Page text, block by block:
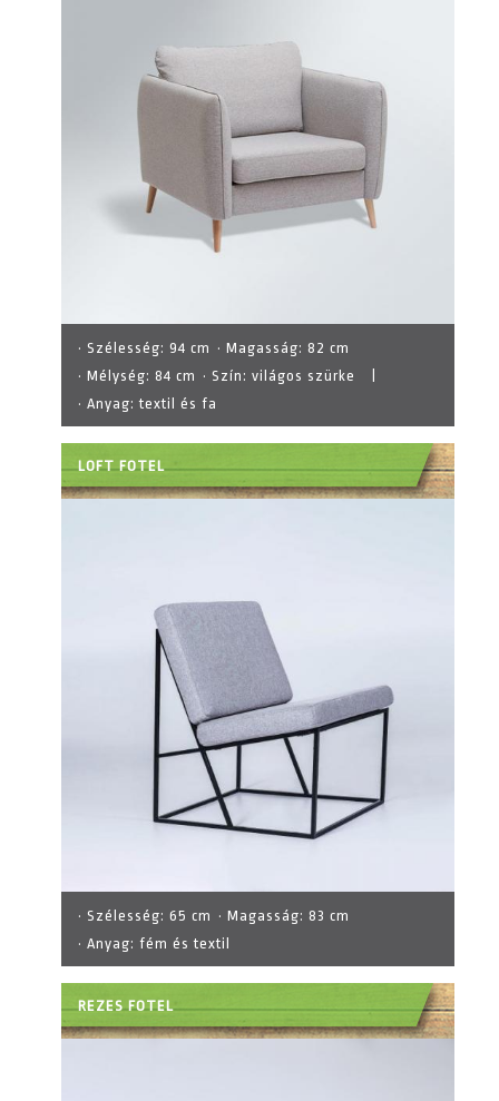
· Szélesség: 94 cm · Magasság: 82 cm
· Mélység: 84 cm · Szín: világos szürke
· Anyag:textil és fa
LOFT FOTEL
· Szélesség: 65 cm · Magasság: 83 cm
· Anyag: fém és textil
REZES FOTEL